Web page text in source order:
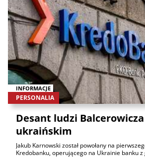
INFORMACJE
PERSONALIA
Desant ludzi
ukraińskim
Jakub Karnowski został powołany na
Kredobanku, operującego na Ukrainie banku z